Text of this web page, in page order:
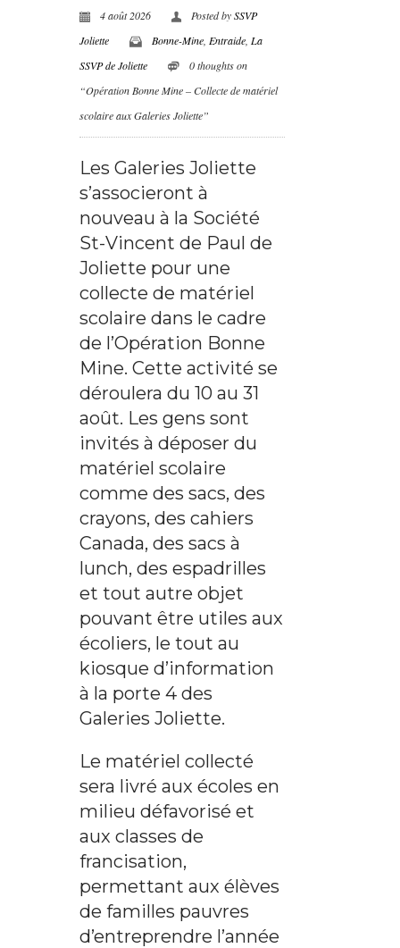
4 août 2026 Posted bySSVP
Joliette
Bonne-Mine Entraide La
SSVP de Joliette
0 thoughts on
“Opération Bonne Mine – Collecte de matériel
scolaire aux Galeries Joliette”
Les Galeries Joliette
s’associeront à
nouveau à la Société
St-Vincent de Paul de
Joliette pour une
collecte de matériel
scolaire dans le cadre
de l’Opération Bonne
Mine. Cette activité se
déroulera du 10 au 31
août. Les gens sont
invités à déposer du
matériel scolaire
comme des sacs, des
crayons, des cahiers
Canada, des sacs à
lunch, des espadrilles
et tout autre objet
pouvant être utiles aux
écoliers, le tout au
kiosque d’information
à la porte 4 des
Galeries Joliette.
Le matériel collecté
sera livré aux écoles en
milieu défavorisé et
aux classes de
francisation,
permettant aux élèves
de familles pauvres
d’entreprendre l’année